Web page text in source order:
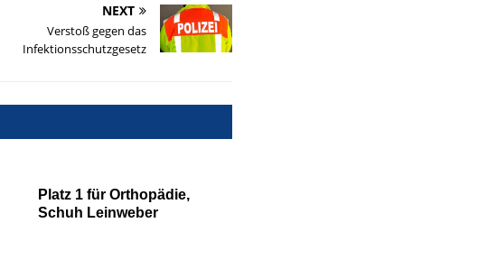
NEXT
Verstoß gegen das
Infektionsschutzgesetz
Platz 1 für Orthopädie,
Schuh Leinweber